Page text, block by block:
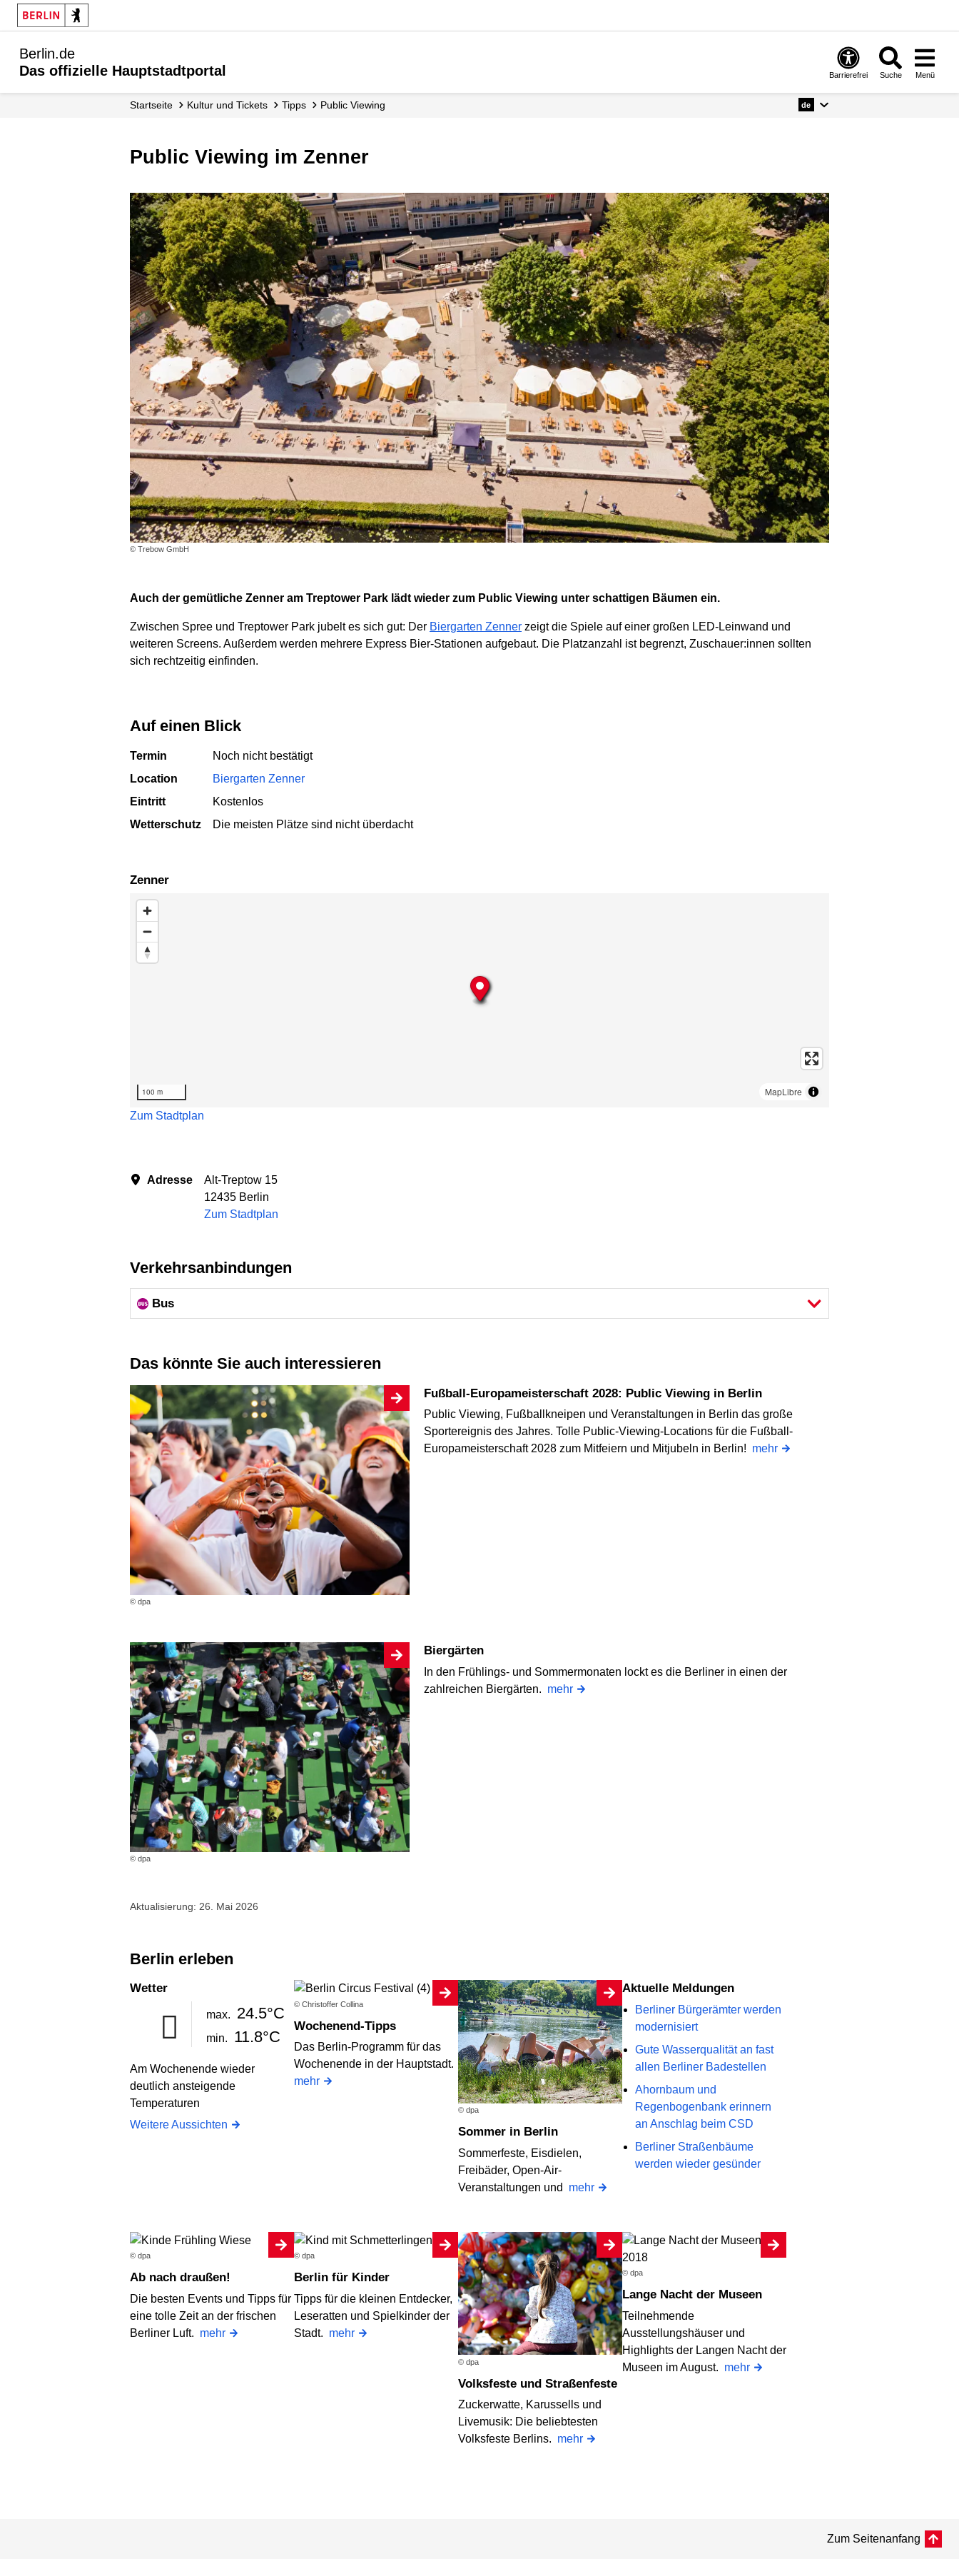
Berlin.de
Das offizielle Hauptstadtportal
Barrierefrei Suche Menü
Startseite Kultur und Tickets Tipps Public Viewing de
Public Viewing im Zenner
© Trebow GmbH
Auch der gemütliche Zenner am Treptower Park lädt wieder zum Public Viewing unter schattigen Bäumen ein.
Zwischen Spree und Treptower Park jubelt es sich gut: Der Biergarten Zenner zeigt die Spiele auf einer großen LED-Leinwand und
weiteren Screens. Außerdem werden mehrere Express Bier-Stationen aufgebaut. Die Platzanzahl ist begrenzt, Zuschauer:innen sollten
sich rechtzeitig einfinden.
Auf einen Blick
Termin
Noch nicht bestätigt
Location
Biergarten Zenner
Eintritt
Kostenlos
Wetterschutz
Die meisten Plätze sind nicht überdacht
Zenner
Karte überspringen
100 m
MapLibre
Zum Stadtplan
Adresse
Alt-Treptow 15
12435 Berlin
Zum Stadtplan
Verkehrsanbindungen
Bus
Das könnte Sie auch interessieren
© dpa
Fußball-Europameisterschaft 2028: Public Viewing in Berlin
Public Viewing, Fußballkneipen und Veranstaltungen in Berlin das große
Sportereignis des Jahres. Tolle Public-Viewing-Locations für die Fußball-
Europameisterschaft 2028 zum Mitfeiern und Mitjubeln in Berlin! mehr
© dpa
Biergärten
In den Frühlings- und Sommermonaten lockt es die Berliner in einen der
zahlreichen Biergärten. mehr
Aktualisierung: 26. Mai 2026
Berlin erleben
Wetter
max. 24.5°C
min. 11.8°C
Am Wochenende wieder
deutlich ansteigende
Temperaturen
Weitere Aussichten
© Christoffer Collina
Wochenend-Tipps
Das Berlin-Programm für das
Wochenende in der Hauptstadt.
mehr
© dpa
Sommer in Berlin
Sommerfeste, Eisdielen,
Freibäder, Open-Air-
Veranstaltungen und mehr
Aktuelle Meldungen
Berliner Bürgerämter werden
modernisiert
Gute Wasserqualität an fast
allen Berliner Badestellen
Ahornbaum und
Regenbogenbank erinnern
an Anschlag beim CSD
Berliner Straßenbäume
werden wieder gesünder
© dpa
Ab nach draußen!
Die besten Events und Tipps für
eine tolle Zeit an der frischen
Berliner Luft. mehr
© dpa
Berlin für Kinder
Tipps für die kleinen Entdecker,
Leseratten und Spielkinder der
Stadt. mehr
© dpa
Volksfeste und Straßenfeste
Zuckerwatte, Karussells und
Livemusik: Die beliebtesten
Volksfeste Berlins. mehr
© dpa
Lange Nacht der Museen
Teilnehmende
Ausstellungshäuser und
Highlights der Langen Nacht der
Museen im August. mehr
Zum Seitenanfang